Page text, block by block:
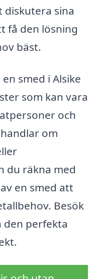
sina
få den lösning
bäst.
smed i Alsike
som kan vara
och
om
du räkna med
en smed att
Besök
den perfekta